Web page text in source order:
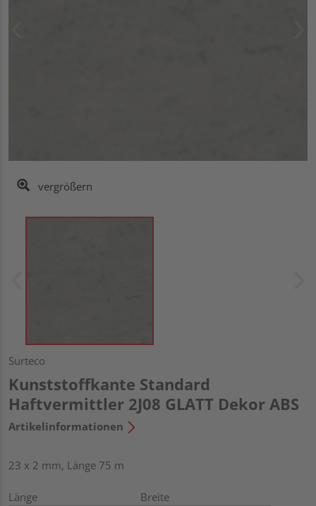
vergrößern
Surteco
Kunststoffkante Standard
Haftvermittler 2J08 GLATT Dekor ABS
Artikelinformationen
23 x 2 mm, Länge 75 m
Länge Breite